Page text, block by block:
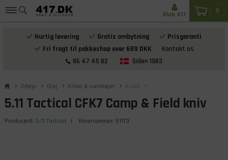
Hurtig levering Gratis ombytning
Prisgaranti
Fri fragt til pakkeshop over 699 DKK
Kontakt os
86 47 45 82
Siden 1983
0
Klub 417
Udstyr Grej Knive & værktøjer Knive
5.11 Tactical CFK7 Camp & Field kniv
Producent: 5.11 Tactical | Varenummer: 51173